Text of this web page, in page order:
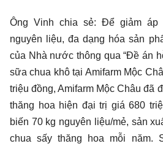
Ông Vinh chia sẻ: Để giảm
nguyên liệu, đa dạng hóa sản
của Nhà nước thông qua “Đề án
sữa chua khô tại Amifarm Mộc
triệu đồng, Amifarm Mộc Châu đã
thăng hoa hiện đại trị giá 680
biến 70 kg nguyên liệu/mẻ, sản
chua sấy thăng hoa mỗi năm.